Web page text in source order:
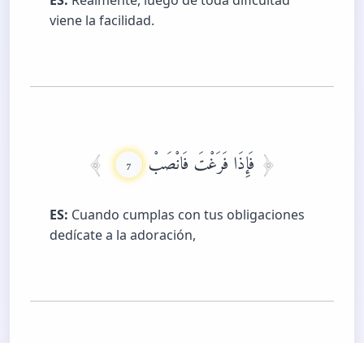
viene la facilidad.
فَإِذَا فَرَغْتَ فَانْصَبْ 7
ES: Cuando cumplas con tus obligaciones
dedícate a la adoración,